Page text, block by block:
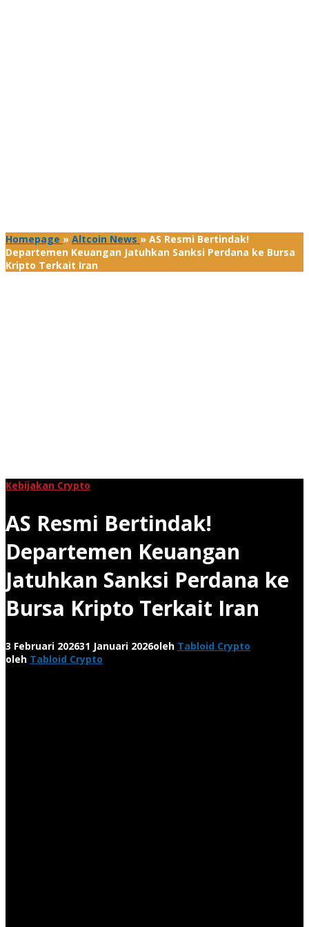
Homepage » Altcoin News » AS Resmi Bertindak!
Departemen Keuangan Jatuhkan Sanksi Perdana ke Bursa
Kripto Terkait Iran
Kebijakan Crypto
AS Resmi Bertindak!
Departemen Keuangan
Jatuhkan Sanksi Perdana ke
Bursa Kripto Terkait Iran
3 Februari 202631 Januari 2026oleh Tabloid Crypto
oleh Tabloid Crypto